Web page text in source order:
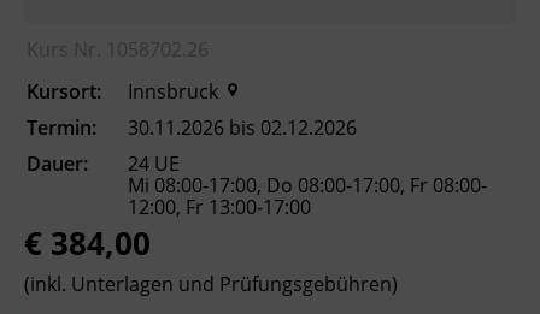
und Normen zum sicheren Führen von
die Grundbegriffe der Mechanik
(Standsicherheit, Schwerpunkt,
Hebelgesetz), Hydraulik und
Elektrotechnik erklären.
Trage- und Lastaufnahmemittel
auswählen und Lasten richtig
anschlagen.
den sicherheitstechnisch korrekten
Kurs Nr. 1058702.26
Kursort:
Innsbruck
Termin:
30.11.2026 bis 02.12.2026
Dauer:
24 UE
Mi 08:00-17:00, Do 08:00-17:00, Fr 08:00-
12:00, Fr 13:00-17:00
€ 384,00
(inkl. Unterlagen und Prüfungsgebühren)